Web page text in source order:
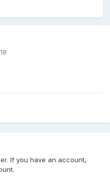
If you have an account,